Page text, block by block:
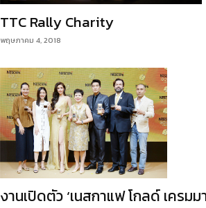
TTC Rally Charity
พฤษภาคม 4, 2018
งานเปิดตัว ‘เนสกาแฟ โกลด์ เครมม